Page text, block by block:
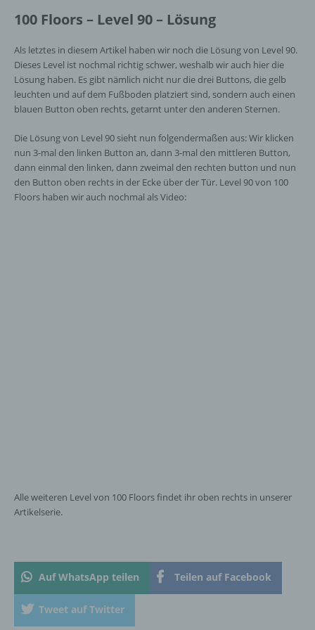
100 Floors – Level 90 – Lösung
Als letztes in diesem Artikel haben wir noch die Lösung von Level 90.
Dieses Level ist nochmal richtig schwer, weshalb wir auch hier die
Lösung haben. Es gibt nämlich nicht nur die drei Buttons, die gelb
leuchten und auf dem Fußboden platziert sind, sondern auch einen
blauen Button oben rechts, getarnt unter den anderen Sternen.
Die Lösung von Level 90 sieht nun folgendermaßen aus: Wir klicken
nun 3-mal den linken Button an, dann 3-mal den mittleren Button,
dann einmal den linken, dann zweimal den rechten button und nun
den Button oben rechts in der Ecke über der Tür. Level 90 von 100
Floors haben wir auch nochmal als Video:
Alle weiteren Level von 100 Floors findet ihr oben rechts in unserer
Artikelserie.
Auf WhatsApp teilen Teilen auf Facebook
Tweet auf Twitter
Verantwortlichen, dem Auftragsverarbeiter
und den Personen, die unter der
unmittelbaren Verantwortung des
Verantwortlichen oder des
Auftragsverarbeiters befugt sind, die
personenbezogenen Daten zu verarbeiten.
k) Einwilligung
Einwilligung ist jede von der betroffenen
Person freiwillig für den bestimmten Fall in
informierter Weise und unmissverständlich
Schlehenweg 20
Cookies / SessionStorage / LocalStorage